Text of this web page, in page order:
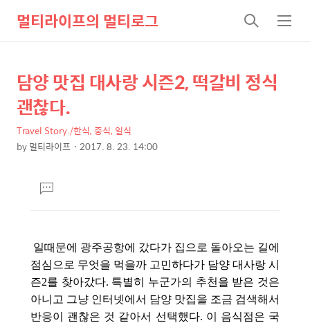
멀티라이프의 멀티로그
검
색
메
뉴
상
세
컨
텐
본
문
제
목
담양 맛집 대사랑 시즌2, 떡갈비 정식
괜찮다.
Travel Story./한식, 중식, 일식
by멀티라이프 2017. 8. 23. 14:00
댓
글
일때문에 광주공항에 갔다가 집으로 돌아오는 길에
점심으로 무엇을 먹을까 고민하다가 담양 대사랑 시
즌2를 찾아갔다. 특별히 누군가의 추천을 받은 것은
아니고 그냥 인터넷에서 담양 맛집을 조금 검색해서
반응이 괜찮은 것 같아서 선택했다. 이 음식점은 국